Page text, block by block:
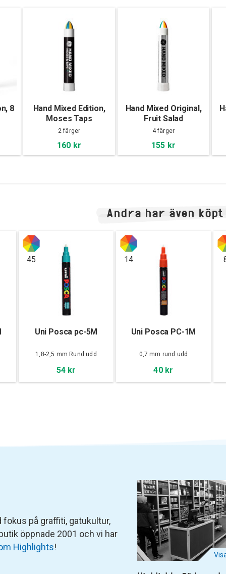
8
Hand Mixed Edition,
Moses Taps
2 färger
160 kr
Hand Mixed Original,
Fruit Salad
4 färger
155 kr
Andra har även köpt
45
Uni Posca pc-5M
1,8-2,5 mm Rund udd
54 kr
14
Uni Posca PC-1M
0,7 mm rund udd
40 kr
på graffiti, gatukultur,
öppnade 2001 och vi har
Highlights!